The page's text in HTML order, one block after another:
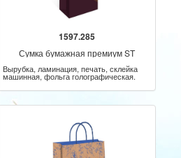
1597.285
Сумка бумажная премиум ST
Вырубка, ламинация, печать, склейка
машинная, фольга голографическая.